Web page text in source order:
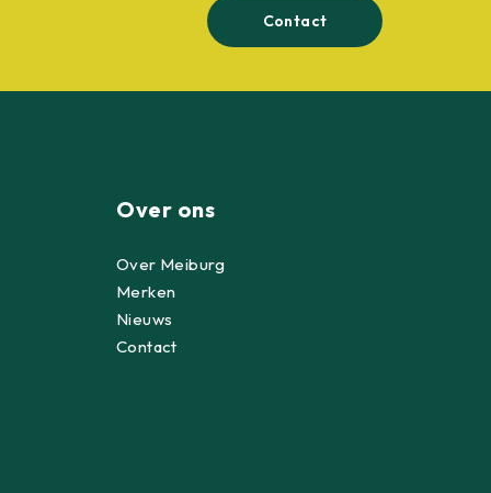
Contact
Over ons
Over Meiburg
Merken
Nieuws
Contact